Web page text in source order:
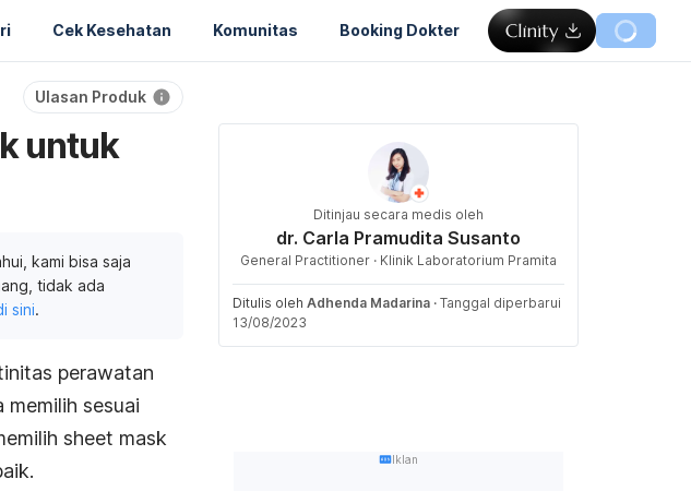
Cek Kesehatan Komunitas Booking Dokter
Ulasan Produk
untuk
kami bisa saja
tidak ada
sini.
perawatan
sesuai
sheet mask
Ditinjau secara medis oleh
dr. Carla Pramudita Susanto
General Practitioner · Klinik Laboratorium Pramita
Ditulis oleh Adhenda Madarina · Tanggal diperbarui
13/08/2023
Iklan